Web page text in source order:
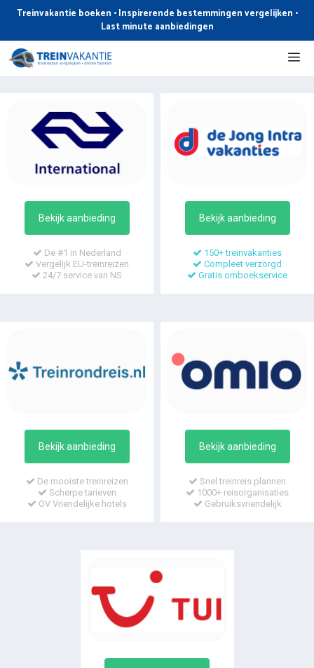
de
inhoud
Treinvakantie boeken • Inspirerende bestemmingen vergelijken •
Last minute aanbiedingen
Bekijk aanbieding
De #1 in Nederland
Vergelijk EU-treinreizen
24/7 service van NS
Bekijk aanbieding
150+ treinvakanties
Compleet verzorgd
Gratis omboekservice
Bekijk aanbieding
De mooiste treinreizen
Scherpe tarieven
OV Vriendelijke hotels
Bekijk aanbieding
Snel treinreis plannen
1000+ reisorganisaties
Gebruiksvriendelijk